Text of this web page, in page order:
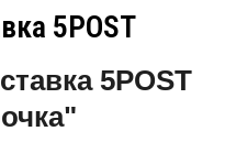
5POST
5POST